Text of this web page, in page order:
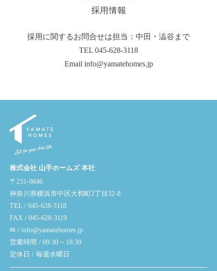
採用情報
採用に関するお問合せは担当：中田・澁谷まで
TEL 045-628-3118
Email info@yamatehomes.jp
株式会社 山手ホームズ 本社
〒231-0846
神奈川県横浜市中区大和町2丁目32-8
TEL / 045-628-3118
FAX / 045-628-3119
✉ / info@yamatehomes.jp
営業時間 / 09:30 ~ 18:30
定休日 / 毎週水曜日